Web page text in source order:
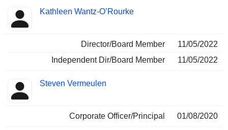
Kathleen Wantz-O’Rourke
Director/Board Member
11/05/2022
Independent Dir/Board Member
11/05/2022
Steven Vermeulen
Corporate Officer/Principal 01/08/2020